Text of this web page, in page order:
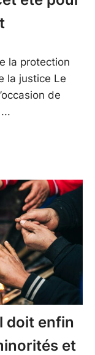
la protection
la justice Le
de
doit enfin
et